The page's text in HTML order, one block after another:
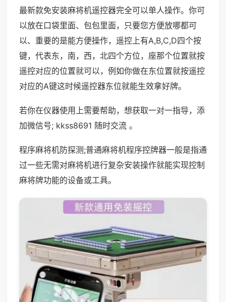
最新款免安装麻将机遥控器完全可以单人操作。你可
以放在口袋里面、包包里面，只要您方便放哪都可
以、重要的是能方便操作，遥控上有A,B,C,D四个按
键，代表东，南，西，北四个方位，座那个位置就按
遥控对应的位置就可以，例如你做在东位置就按遥控
对应的A键这时候遥控器东位就能生效拿好牌。
若你在仪器使用上需要帮助，想获取一对一指导，添
加微信号; kkss8691 随时交流 。
程序麻将机防探测;普通麻将机程序控牌器一般是指通
过一些无需对麻将机进行复杂安装操作就能实现控制
麻将牌功能的设备或工具。